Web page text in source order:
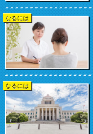
なるには
なるには